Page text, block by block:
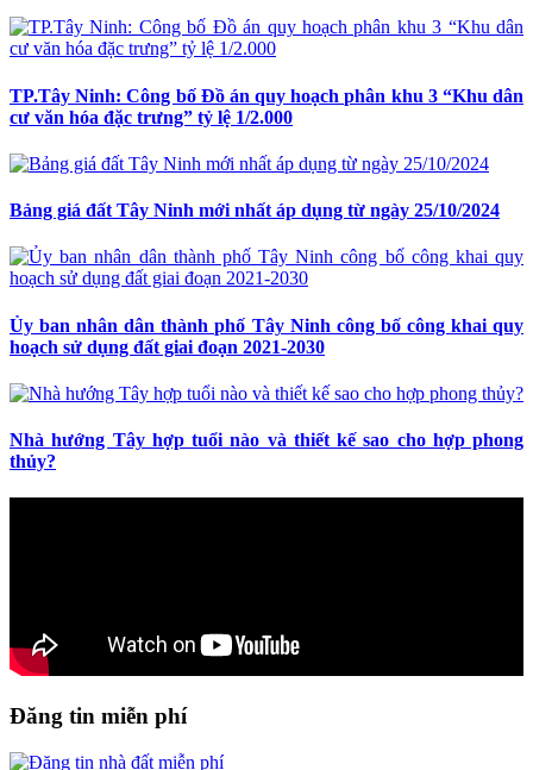
TP.Tây Ninh: Công bố Đồ án quy hoạch phân khu 3 “Khu dân
cư văn hóa đặc trưng” tỷ lệ 1/2.000
Bảng giá đất Tây Ninh mới nhất áp dụng từ ngày 25/10/2024
Ủy ban nhân dân thành phố Tây Ninh công bố công khai quy
hoạch sử dụng đất giai đoạn 2021-2030
Nhà hướng Tây hợp tuổi nào và thiết kế sao cho hợp phong
thủy?
Đăng tin miễn phí